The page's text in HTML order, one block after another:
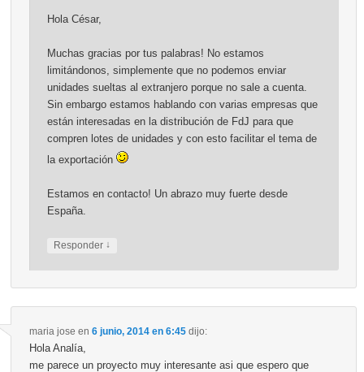
Hola César,
Muchas gracias por tus palabras! No estamos
limitándonos, simplemente que no podemos enviar
unidades sueltas al extranjero porque no sale a cuenta.
Sin embargo estamos hablando con varias empresas que
están interesadas en la distribución de FdJ para que
compren lotes de unidades y con esto facilitar el tema de
la exportación
Estamos en contacto! Un abrazo muy fuerte desde
España.
Responder ↓
maria jose en 6 junio, 2014 en 6:45 dijo:
Hola Analía,
me parece un proyecto muy interesante asi que espero que